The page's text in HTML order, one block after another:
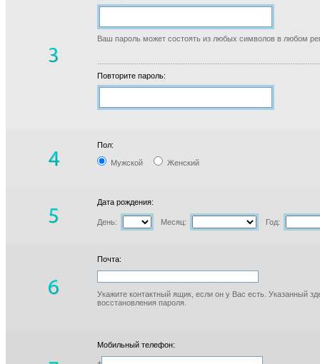
Ваш пароль может состоять из любых символов в любом
Повторите пароль:
Пол:
Мужской Женский
Дата рождения:
День: Месяц: Год:
Почта:
Укажите контактный ящик, если он у Вас есть. Указанный
восстановления пароля.
Мобильный телефон: